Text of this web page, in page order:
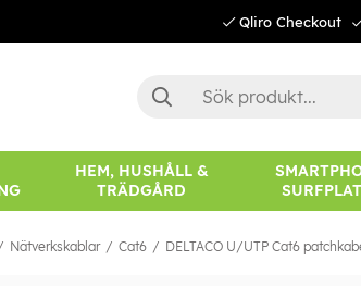
Qliro Checkout
HEM, HUSHÅLL &
TRÄDGÅRD
Nätverkskablar Cat6 DELTACO U/UTP Cat6